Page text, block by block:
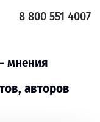
8 800 551 4007
мнения
авторов